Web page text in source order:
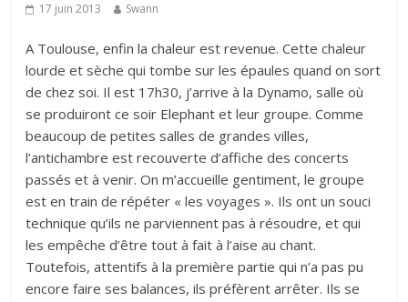
17 juin 2013 Swann
A Toulouse, enfin la chaleur est revenue. Cette chaleur
lourde et sèche qui tombe sur les épaules quand on sort
de chez soi. Il est 17h30, j’arrive à la Dynamo, salle où
se produiront ce soir Elephant et leur groupe. Comme
beaucoup de petites salles de grandes villes,
l’antichambre est recouverte d’affiche des concerts
passés et à venir. On m’accueille gentiment, le groupe
est en train de répéter « les voyages ». Ils ont un souci
technique qu’ils ne parviennent pas à résoudre, et qui
les empêche d’être tout à fait à l’aise au chant.
Toutefois, attentifs à la première partie qui n’a pas pu
encore faire ses balances, ils préfèrent arrêter. Ils se